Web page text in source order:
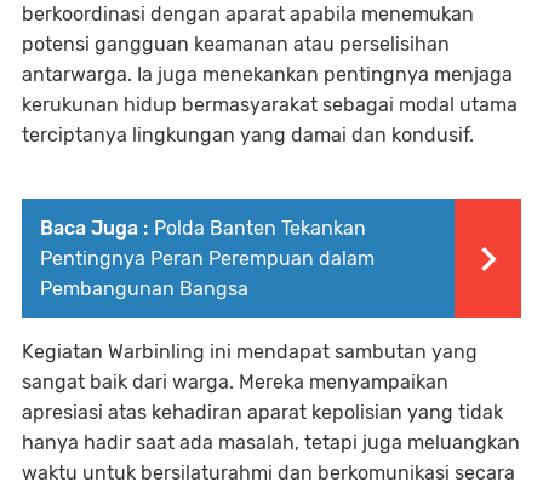
berkoordinasi dengan aparat apabila menemukan
potensi gangguan keamanan atau perselisihan
antarwarga. Ia juga menekankan pentingnya menjaga
kerukunan hidup bermasyarakat sebagai modal utama
terciptanya lingkungan yang damai dan kondusif.
Baca Juga : Polda Banten Tekankan
Pentingnya Peran Perempuan dalam
Pembangunan Bangsa
Kegiatan Warbinling ini mendapat sambutan yang
sangat baik dari warga. Mereka menyampaikan
apresiasi atas kehadiran aparat kepolisian yang tidak
hanya hadir saat ada masalah, tetapi juga meluangkan
waktu untuk bersilaturahmi dan berkomunikasi secara